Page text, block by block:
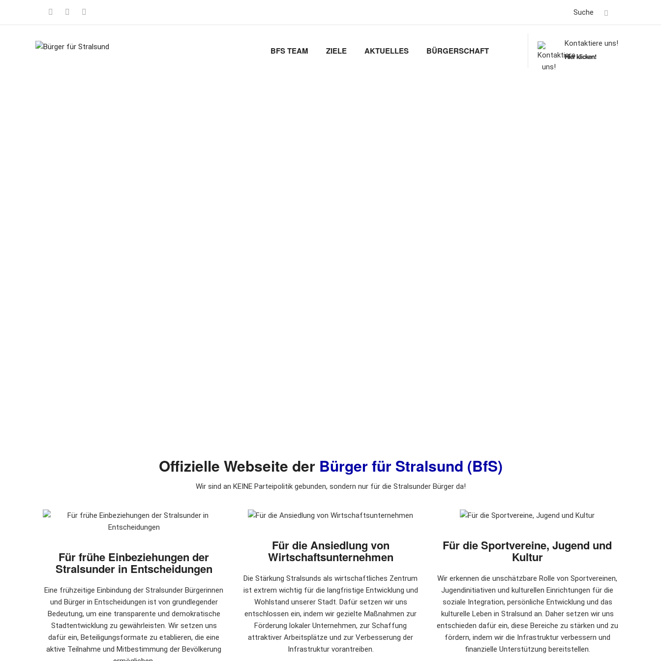
Suche
BFS TEAM ZIELE AKTUELLES BÜRGERSCHAFT
Kontaktiere uns!
Hier klicken!
Offizielle Webseite der Bürger für Stralsund (BfS)
Wir sind an KEINE Parteipolitik gebunden, sondern nur für die Stralsunder Bürger da!
Für frühe Einbeziehungen der
Stralsunder in Entscheidungen
Eine frühzeitige Einbindung der Stralsunder Bürgerinnen
und Bürger in Entscheidungen ist von grundlegender
Bedeutung, um eine transparente und demokratische
Stadtentwicklung zu gewährleisten. Wir setzen uns
dafür ein, Beteiligungsformate zu etablieren, die eine
aktive Teilnahme und Mitbestimmung der Bevölkerung
Für die Ansiedlung von
Wirtschaftsunternehmen
Die Stärkung Stralsunds als wirtschaftliches Zentrum
ist extrem wichtig für die langfristige Entwicklung und
Wohlstand unserer Stadt. Dafür setzen wir uns
entschlossen ein, indem wir gezielte Maßnahmen zur
Förderung lokaler Unternehmen, zur Schaffung
attraktiver Arbeitsplätze und zur Verbesserung der
Infrastruktur vorantreiben.
Für die Sportvereine, Jugend und
Kultur
Wir erkennen die unschätzbare Rolle von Sportvereinen,
Jugendinitiativen und kulturellen Einrichtungen für die
soziale Integration, persönliche Entwicklung und das
kulturelle Leben in Stralsund an. Daher setzen wir uns
entschieden dafür ein, diese Bereiche zu stärken und zu
fördern, indem wir die Infrastruktur verbessern und
finanzielle Unterstützung bereitstellen.